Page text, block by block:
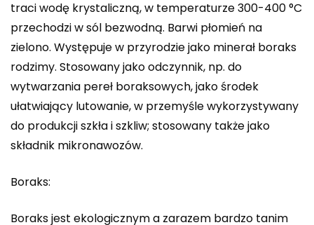
traci wodę krystaliczną, w temperaturze 300-400 °C
przechodzi w sól bezwodną. Barwi płomień na
zielono. Występuje w przyrodzie jako minerał boraks
rodzimy. Stosowany jako odczynnik, np. do
wytwarzania pereł boraksowych, jako środek
ułatwiający lutowanie, w przemyśle wykorzystywany
do produkcji szkła i szkliw; stosowany także jako
składnik mikronawozów.
Boraks:
Boraks jest ekologicznym a zarazem bardzo tanim